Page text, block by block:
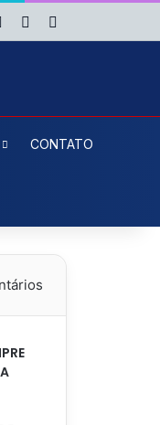
Entrar Artigo aleatório
CONTATO